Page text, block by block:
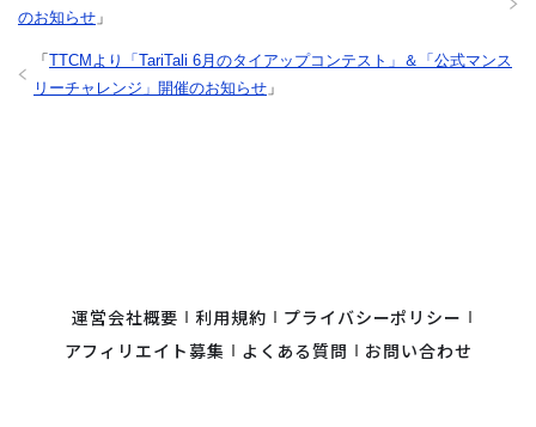
のお知らせ 」
「TTCMより「TariTali 6月のタイアップコンテスト」＆「公式マンス
リーチャレンジ」開催のお知らせ 」
運営会社概要 利用規約
プライバシーポリシー
アフィリエイト募集
よくある質問 お問い合わせ